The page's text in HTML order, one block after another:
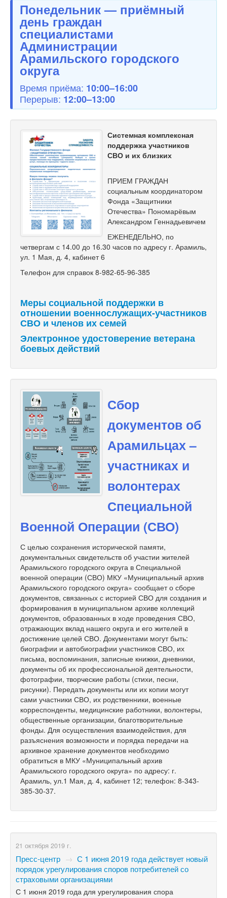
Понедельник — приёмный
день граждан
специалистами
Администрации
Арамильского городского
округа
Время приёма: 10:00–16:00
Перерыв: 12:00–13:00
Системная комплексная
поддержка участников
СВО и их близких
ПРИЕМ ГРАЖДАН
социальным координатором
Фонда «Защитники
Отечества» Пономарёвым
Александром Геннадьевичем
ЕЖЕНЕДЕЛЬНО, по
четвергам с 14.00 до 16.30 часов по адресу г. Арамиль,
ул. 1 Мая, д. 4, кабинет 6
Телефон для справок 8-982-65-96-385
Меры социальной поддержки в
отношении военнослужащих-участников
СВО и членов их семей
Электронное удостоверение ветерана
боевых действий
Сбор
документов об
Арамильцах –
участниках и
волонтерах
Специальной
Военной Операции (СВО)
С целью сохранения исторической памяти,
документальных свидетельств об участии жителей
Арамильского городского округа в Специальной
военной операции (СВО) МКУ «Муниципальный архив
Арамильского городского округа» сообщает о сборе
документов, связанных с историей СВО для создания и
формирования в муниципальном архиве коллекций
документов, образованных в ходе проведения СВО,
отражающих вклад нашего округа и его жителей в
достижение целей СВО. Документами могут быть:
биографии и автобиографии участников СВО, их
письма, воспоминания, записные книжки, дневники,
документы об их профессиональной деятельности,
фотографии, творческие работы (стихи, песни,
рисунки). Передать документы или их копии могут
сами участники СВО, их родственники, военные
корреспонденты, медицинские работники, волонтеры,
общественные организации, благотворительные
фонды. Для осуществления взаимодействия, для
разъяснения возможности и порядка передачи на
архивное хранение документов необходимо
обратиться в МКУ «Муниципальный архив
Арамильского городского округа» по адресу: г.
Арамиль, ул.1 Мая, д. 4, кабинет 12; телефон: 8-343-
385-30-37.
21 октября 2019 г.
Пресс-центр → С 1 июня 2019 года действует новый
порядок урегулирования споров потребителей со
страховыми организациями
С 1 июня 2019 года для урегулирования спора